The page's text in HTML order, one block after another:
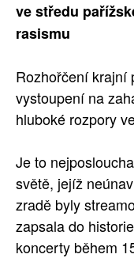
ve středu
rasismu
Rozhořčení krajní
vystoupení na
hluboké rozpory
Je to
světě, jejíž
zradě byly
zapsala do
koncerty během